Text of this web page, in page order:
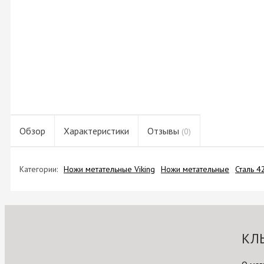
Обзор Характеристики Отзывы (0)
Категории: Ножи метательные Viking Ножи метательные Сталь